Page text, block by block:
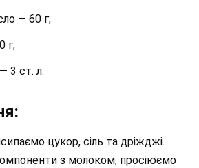
— 60 г;
г;
3 ст. л.
цукор, сіль та дріжджі.
з молоком, просіюємо